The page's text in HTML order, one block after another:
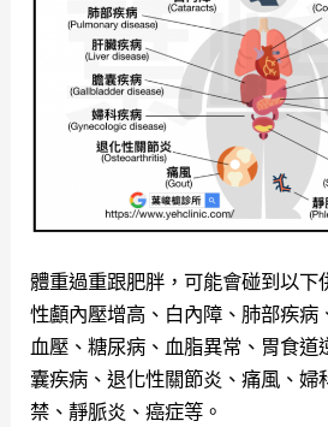
體重過重跟肥胖，可能會碰到以下
性顱內壓增高、白內障、肺部疾病
血壓、糖尿病、血脂異常、胃食道
囊疾病、退化性關節炎、痛風、婦
禁、靜脈炎、癌症等。